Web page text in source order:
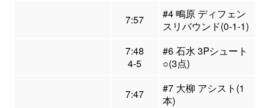
7:57
#4 鴫原 ディフェン
スリバウンド(0-1-1)
7:48
4-5
#6 石水 3Pシュート
○(3点)
7:47
#7 大柳 アシスト(1
本)